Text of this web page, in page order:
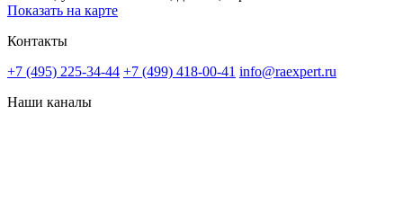
Показать на карте
Контакты
+7 (495) 225-34-44 +7 (499) 418-00-41 info@raexpert.ru
Наши каналы